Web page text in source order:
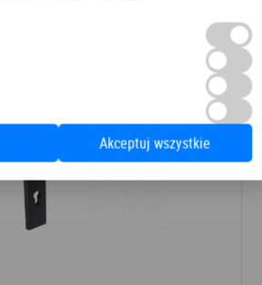
Akceptuj wszystkie